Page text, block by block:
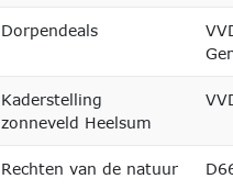
Dorpendeals
Kaderstelling
zonneveld Heelsum
Rechten van de natuur